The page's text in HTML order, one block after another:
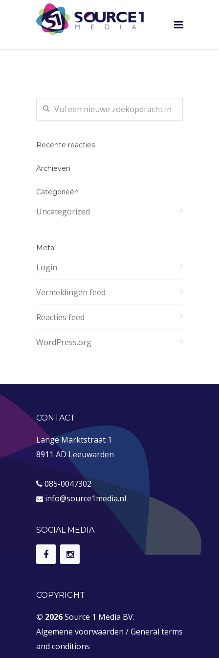
Recente reacties
Archieven
Categorieën
Uncategorized
Meta
Login
Vermeldingen feed
Reacties feed
WordPress.org
CONTACT
Lange Marktstraat 1
8911 AD Leeuwarden
085-0047302
info@source1media.nl
SOCIAL MEDIA
COPYRIGHT
© 2026Source 1 Media BV.
Algemene voorwaarden /General terms
and conditions